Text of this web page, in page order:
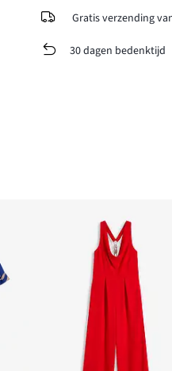
Gratis verzending
30 dagen bedenktijd